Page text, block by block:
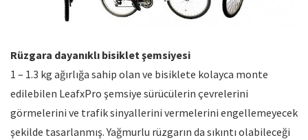
Rüzgara dayanıklı bisiklet şemsiyesi
1 – 1.3 kg ağırlığa sahip olan ve bisiklete kolayca monte
edilebilen LeafxPro şemsiye sürücülerin çevrelerini
görmelerini ve trafik sinyallerini vermelerini engellemeyecek
şekilde tasarlanmış. Yağmurlu rüzgarın da sıkıntı olabileceği